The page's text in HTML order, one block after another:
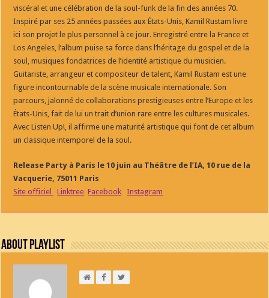
viscéral et une célébration de la soul-funk de la fin des années 70.
Inspiré par ses 25 années passées aux États-Unis, Kamil Rustam livre
ici son projet le plus personnel à ce jour. Enregistré entre la France et
Los Angeles, l’album puise sa force dans l’héritage du gospel et de la
soul, musiques fondatrices de l’identité artistique du musicien.
Guitariste, arrangeur et compositeur de talent, Kamil Rustam est une
figure incontournable de la scène musicale internationale. Son
parcours, jalonné de collaborations prestigieuses entre l’Europe et les
États-Unis, fait de lui un trait d’union rare entre les cultures musicales.
Avec Listen Up!, il affirme une maturité artistique qui font de cet album
un classique intemporel de la soul.
Release Party à Paris le 10 juin au Théâtre de l’IA, 10 rue de la
Vacquerie, 75011 Paris
Site officiel
Linktree Facebook Instagram
About Playlist